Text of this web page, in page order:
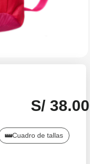
S/ 38.00
Cuadro de tallas